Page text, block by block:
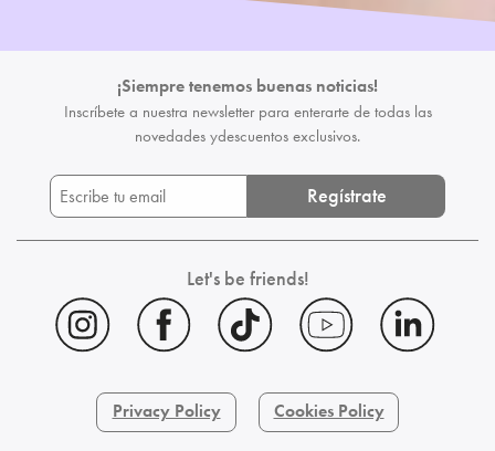
¡Siempre tenemos buenas noticias!
Inscríbete a nuestra newsletter para enterarte de todas las
novedades ydescuentos exclusivos.
Regístrate
Let's be friends!
Privacy Policy Cookies Policy